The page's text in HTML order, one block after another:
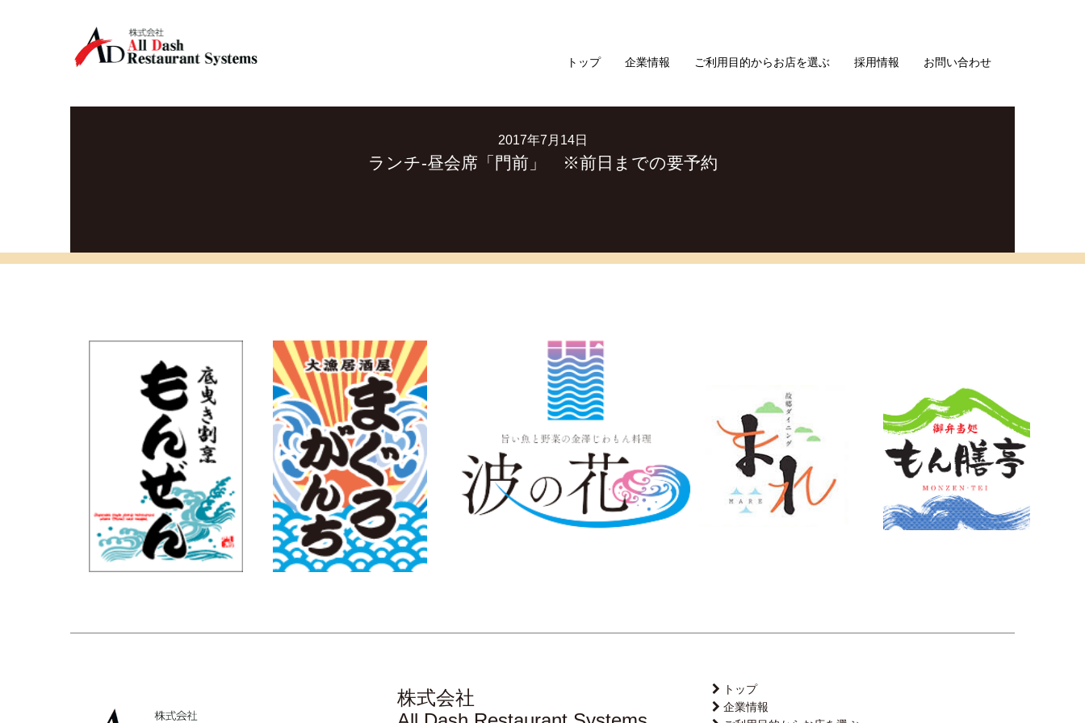
トップ 企業情報 ご利用目的からお店を選ぶ 採用情報 お問い合わせ
2017年7月14日
ランチ-昼会席「門前」 ※前日までの要予約
株式会社
トップ
企業情報